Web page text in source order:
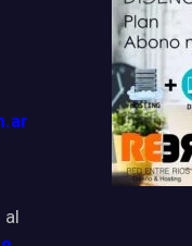
al